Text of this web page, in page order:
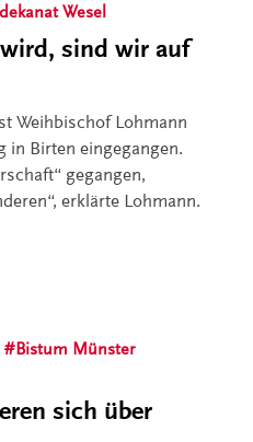
Wesel
sind wir auf
Weihbischof Lohmann
in Birten eingegangen.
gegangen,
erklärte Lohmann.
Bistum Münster
sich über